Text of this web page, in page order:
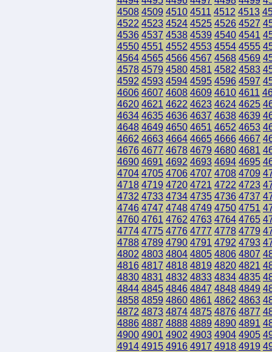
4508 4509 4510 4511 4512 4513
4522 4523 4524 4525 4526 4527
4536 4537 4538 4539 4540 4541
4550 4551 4552 4553 4554 4555
4564 4565 4566 4567 4568 4569
4578 4579 4580 4581 4582 4583
4592 4593 4594 4595 4596 4597
4606 4607 4608 4609 4610 4611
4620 4621 4622 4623 4624 4625
4634 4635 4636 4637 4638 4639
4648 4649 4650 4651 4652 4653
4662 4663 4664 4665 4666 4667
4676 4677 4678 4679 4680 4681
4690 4691 4692 4693 4694 4695
4704 4705 4706 4707 4708 4709
4718 4719 4720 4721 4722 4723
4732 4733 4734 4735 4736 4737
4746 4747 4748 4749 4750 4751
4760 4761 4762 4763 4764 4765
4774 4775 4776 4777 4778 4779
4788 4789 4790 4791 4792 4793
4802 4803 4804 4805 4806 4807
4816 4817 4818 4819 4820 4821
4830 4831 4832 4833 4834 4835
4844 4845 4846 4847 4848 4849
4858 4859 4860 4861 4862 4863
4872 4873 4874 4875 4876 4877
4886 4887 4888 4889 4890 4891
4900 4901 4902 4903 4904 4905
4914 4915 4916 4917 4918 4919